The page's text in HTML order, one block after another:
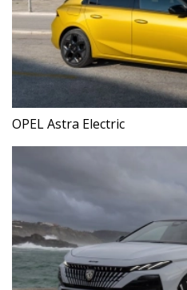
OPEL Astra Electric